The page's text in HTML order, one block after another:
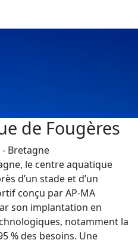
de Fougères
- Bretagne
le centre aquatique
d’un stade et d’un
conçu par AP-MA
son implantation en
notamment la
% des besoins. Une